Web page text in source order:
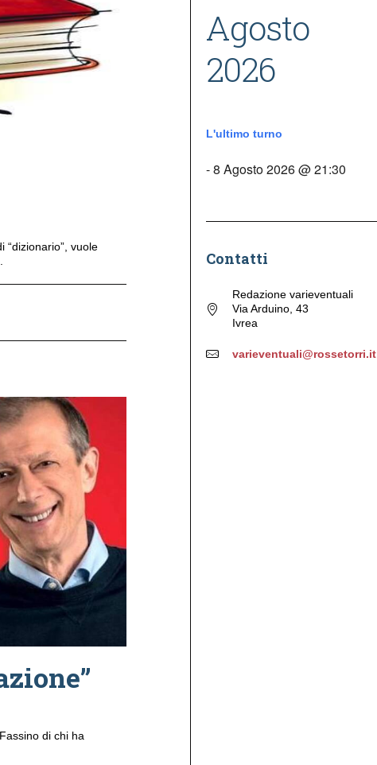
“dizionario”, vuole
di chi ha
Agosto
2026
L'ultimo turno
- 8 Agosto 2026 @ 21:30
Contatti
Redazione varieventuali
Via Arduino, 43
Ivrea
varieventuali@rossetorri.it